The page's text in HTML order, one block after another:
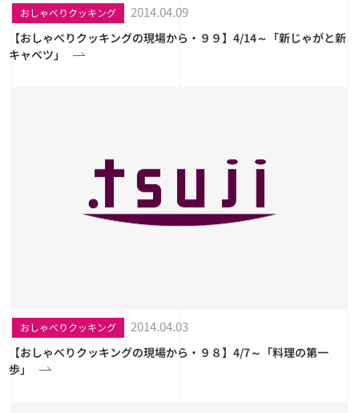
おしゃべりクッキング 2014.04.09
【おしゃべりクッキングの現場から・９９】4/14～「新じゃがと新
キャベツ」
おしゃべりクッキング 2014.04.03
【おしゃべりクッキングの現場から・９８】4/7～「料理の第一
歩」